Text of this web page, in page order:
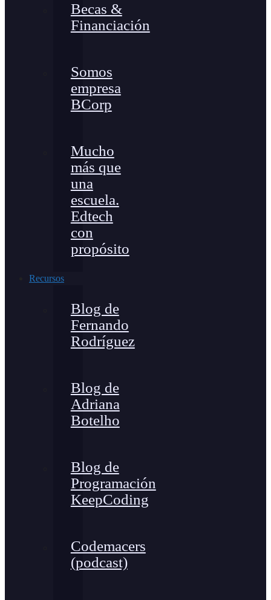
Becas &
Financiación
Somos
empresa
BCorp
Mucho
más que
una
escuela.
Edtech
con
propósito
Recursos
Blog de
Fernando
Rodríguez
Blog de
Adriana
Botelho
Blog de
Programación
KeepCoding
Codemacers
(podcast)